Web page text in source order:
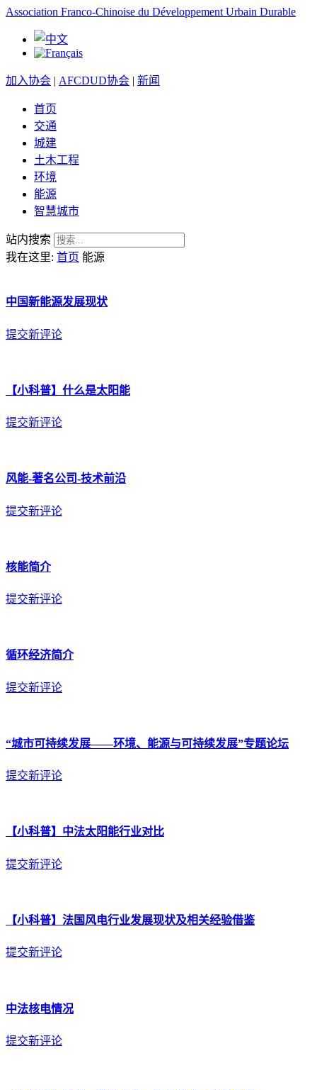
Association Franco-Chinoise du Développement Urbain Durable
加入协会 | AFCDUD协会 | 新闻
首页
交通
城建
土木工程
环境
能源
智慧城市
站内搜索
我在这里: 首页 能源
中国新能源发展现状
提交新评论
【小科普】什么是太阳能
提交新评论
风能-著名公司-技术前沿
提交新评论
核能简介
提交新评论
循环经济简介
提交新评论
“城市可持续发展——环境、能源与可持续发展”专题论坛
提交新评论
【小科普】中法太阳能行业对比
提交新评论
【小科普】法国风电行业发展现状及相关经验借鉴
提交新评论
中法核电情况
提交新评论